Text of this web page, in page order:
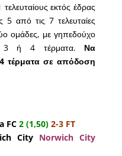
εκτός έδρας
από τις 7 τελευταίες
ομάδες, με γηπεδούχο
3 ή 4 τέρματα. Να
τέρματα σε απόδοση
FC2 (1,50)2-3 FT
CityNorwich City